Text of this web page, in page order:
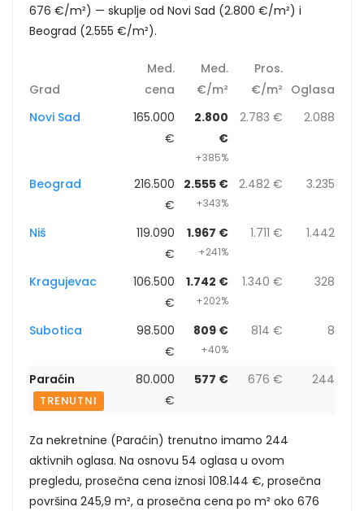
676 €/m²) — skuplje od Novi Sad (2.800 €/m²) i
Beograd (2.555 €/m²).
Grad
Med.
cena
Med.
€/m²
Pros.
€/m² Oglasa
Novi Sad
165.000
€
2.800
€
+385%
2.783 € 2.088
Beograd
216.500
€
2.555 €
+343%
2.482 € 3.235
Niš
119.090
€
1.967 €
+241%
1.711 € 1.442
Kragujevac
106.500
€
1.742 €
+202%
1.340 € 328
Subotica
98.500
€
809 €
+40%
814 € 8
Paraćin
TRENUTNI
80.000
€
577 € 676 € 244
Za nekretnine (Paraćin) trenutno imamo 244
aktivnih oglasa. Na osnovu 54 oglasa u ovom
pregledu, prosečna cena iznosi 108.144 €, prosečna
površina 245,9 m², a prosečna cena po m² oko 676